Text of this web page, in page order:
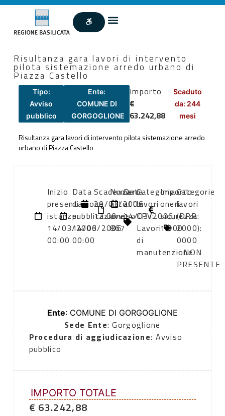
Risultanza gara lavori di intervento
pilota sistemazione arredo urbano di
Piazza Castello
Tipo:
Avviso
pubblico
Ente:
COMUNE DI
GORGOGLIONE
Importo
€
63.242,88
Scaduto
da: 244
mesi
Risultanza gara lavori di intervento pilota sistemazione arredo
urbano di Piazza Castello
Inizio
presentazione
istanze:
14/03/2006
00:00
Data
di
pubblicazione:
14/03/2006
00:00
Scadenza:
29/03/2006
12:00
Numero
atto:
avviso
867
Data
atto:
14/03/2006
Categoria
lavori
CPV:
Lavori
di
manutenzione
Importo
oneri
sicurezza:
1.300
Categorie
lavori
(DPR
2000):
0000
- NON
PRESENTE
Ente: COMUNE DI GORGOGLIONE
Sede Ente: Gorgoglione
Procedura di aggiudicazione: Avviso
pubblico
IMPORTO TOTALE
€ 63.242,88